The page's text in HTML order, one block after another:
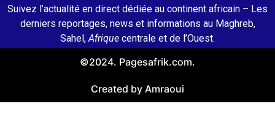
Suivez l’actualité en direct dédiée au continent africain – Les
derniers reportages, news et informations au Maghreb,
Sahel,Afrique centrale et de l’Ouest.
©2024. Pagesafrik.com.
Created by Amraoui